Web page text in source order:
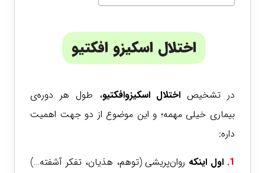
اختلال اسکیزو افکتیو
در تشخیص اختلال اسکیزوافکتیو، طول هر دوره‌ی
بیماری خیلی مهمه؛ و این موضوع از دو جهت اهمیت
داره:
1. اول اینکه روان‌پریشی (توهم، هذیان، تفکر آشفته…)